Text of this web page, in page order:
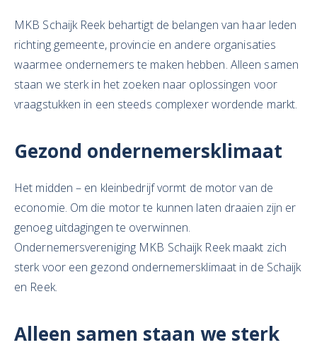
MKB Schaijk Reek behartigt de belangen van haar leden
richting gemeente, provincie en andere organisaties
waarmee ondernemers te maken hebben. Alleen samen
staan we sterk in het zoeken naar oplossingen voor
vraagstukken in een steeds complexer wordende markt.
Gezond ondernemersklimaat
Het midden – en kleinbedrijf vormt de motor van de
economie. Om die motor te kunnen laten draaien zijn er
genoeg uitdagingen te overwinnen.
Ondernemersvereniging MKB Schaijk Reek maakt zich
sterk voor een gezond ondernemersklimaat in de Schaijk
en Reek.
Alleen samen staan we sterk